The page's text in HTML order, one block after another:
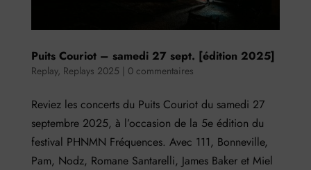
Puits Couriot – samedi 27 sept. [édition 2025]
Replay, Replays 2025 | 0 commentaires
Reviez les concerts du Puits Couriot du samedi 27
septembre 2025, à l’occasion de la 5e édition du
festival PHNMN Fréquences. Avec 111, Bonneville,
Pam, Nodz, Romane Santarelli, James Baker et Miel